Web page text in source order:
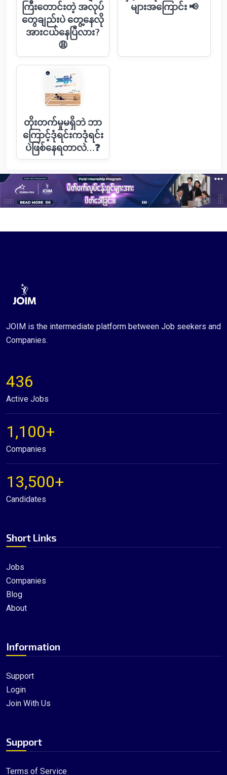
ကြီးတောင်းတဲ့ အလုပ်
တွေချည်းပဲ တွေ့နေလို
အားငယ်နေပြီလား?
😩
များအကြောင်း 📢
တိုးတက်မှုမရှိဘဲ ဘာ
ကြောင့်ဒုံရင်းကဒုံရင်း
ပဲဖြစ်နေရတာလဲ…❓
JOIM is the intermediate platform between Job seekers and
Companies.
Short Links
Jobs
Companies
Blog
About
Information
Support
Login
Join With Us
Support
Terms of Service
436
Active Jobs
1,100+
Companies
13,500+
Candidates